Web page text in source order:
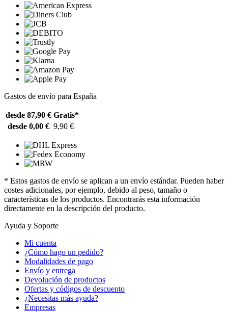
Gastos de envío para España
desde 87,90 € Gratis*
desde 0,00 € 9,90 €
* Estos gastos de envío se aplican a un envío estándar. Pueden haber
costes adicionales, por ejemplo, debido al peso, tamaño o
características de los productos. Encontrarás esta información
directamente en la descripción del producto.
Ayuda y Soporte
Mi cuenta
¿Cómo hago un pedido?
Modalidades de pago
Envío y entrega
Devolución de productos
Ofertas y códigos de descuento
¿Necesitas más ayuda?
Empresas